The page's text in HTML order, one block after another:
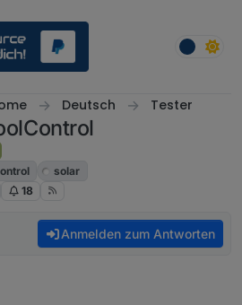
Deutsch Tester
solar
18
Anmelden zum Antworten